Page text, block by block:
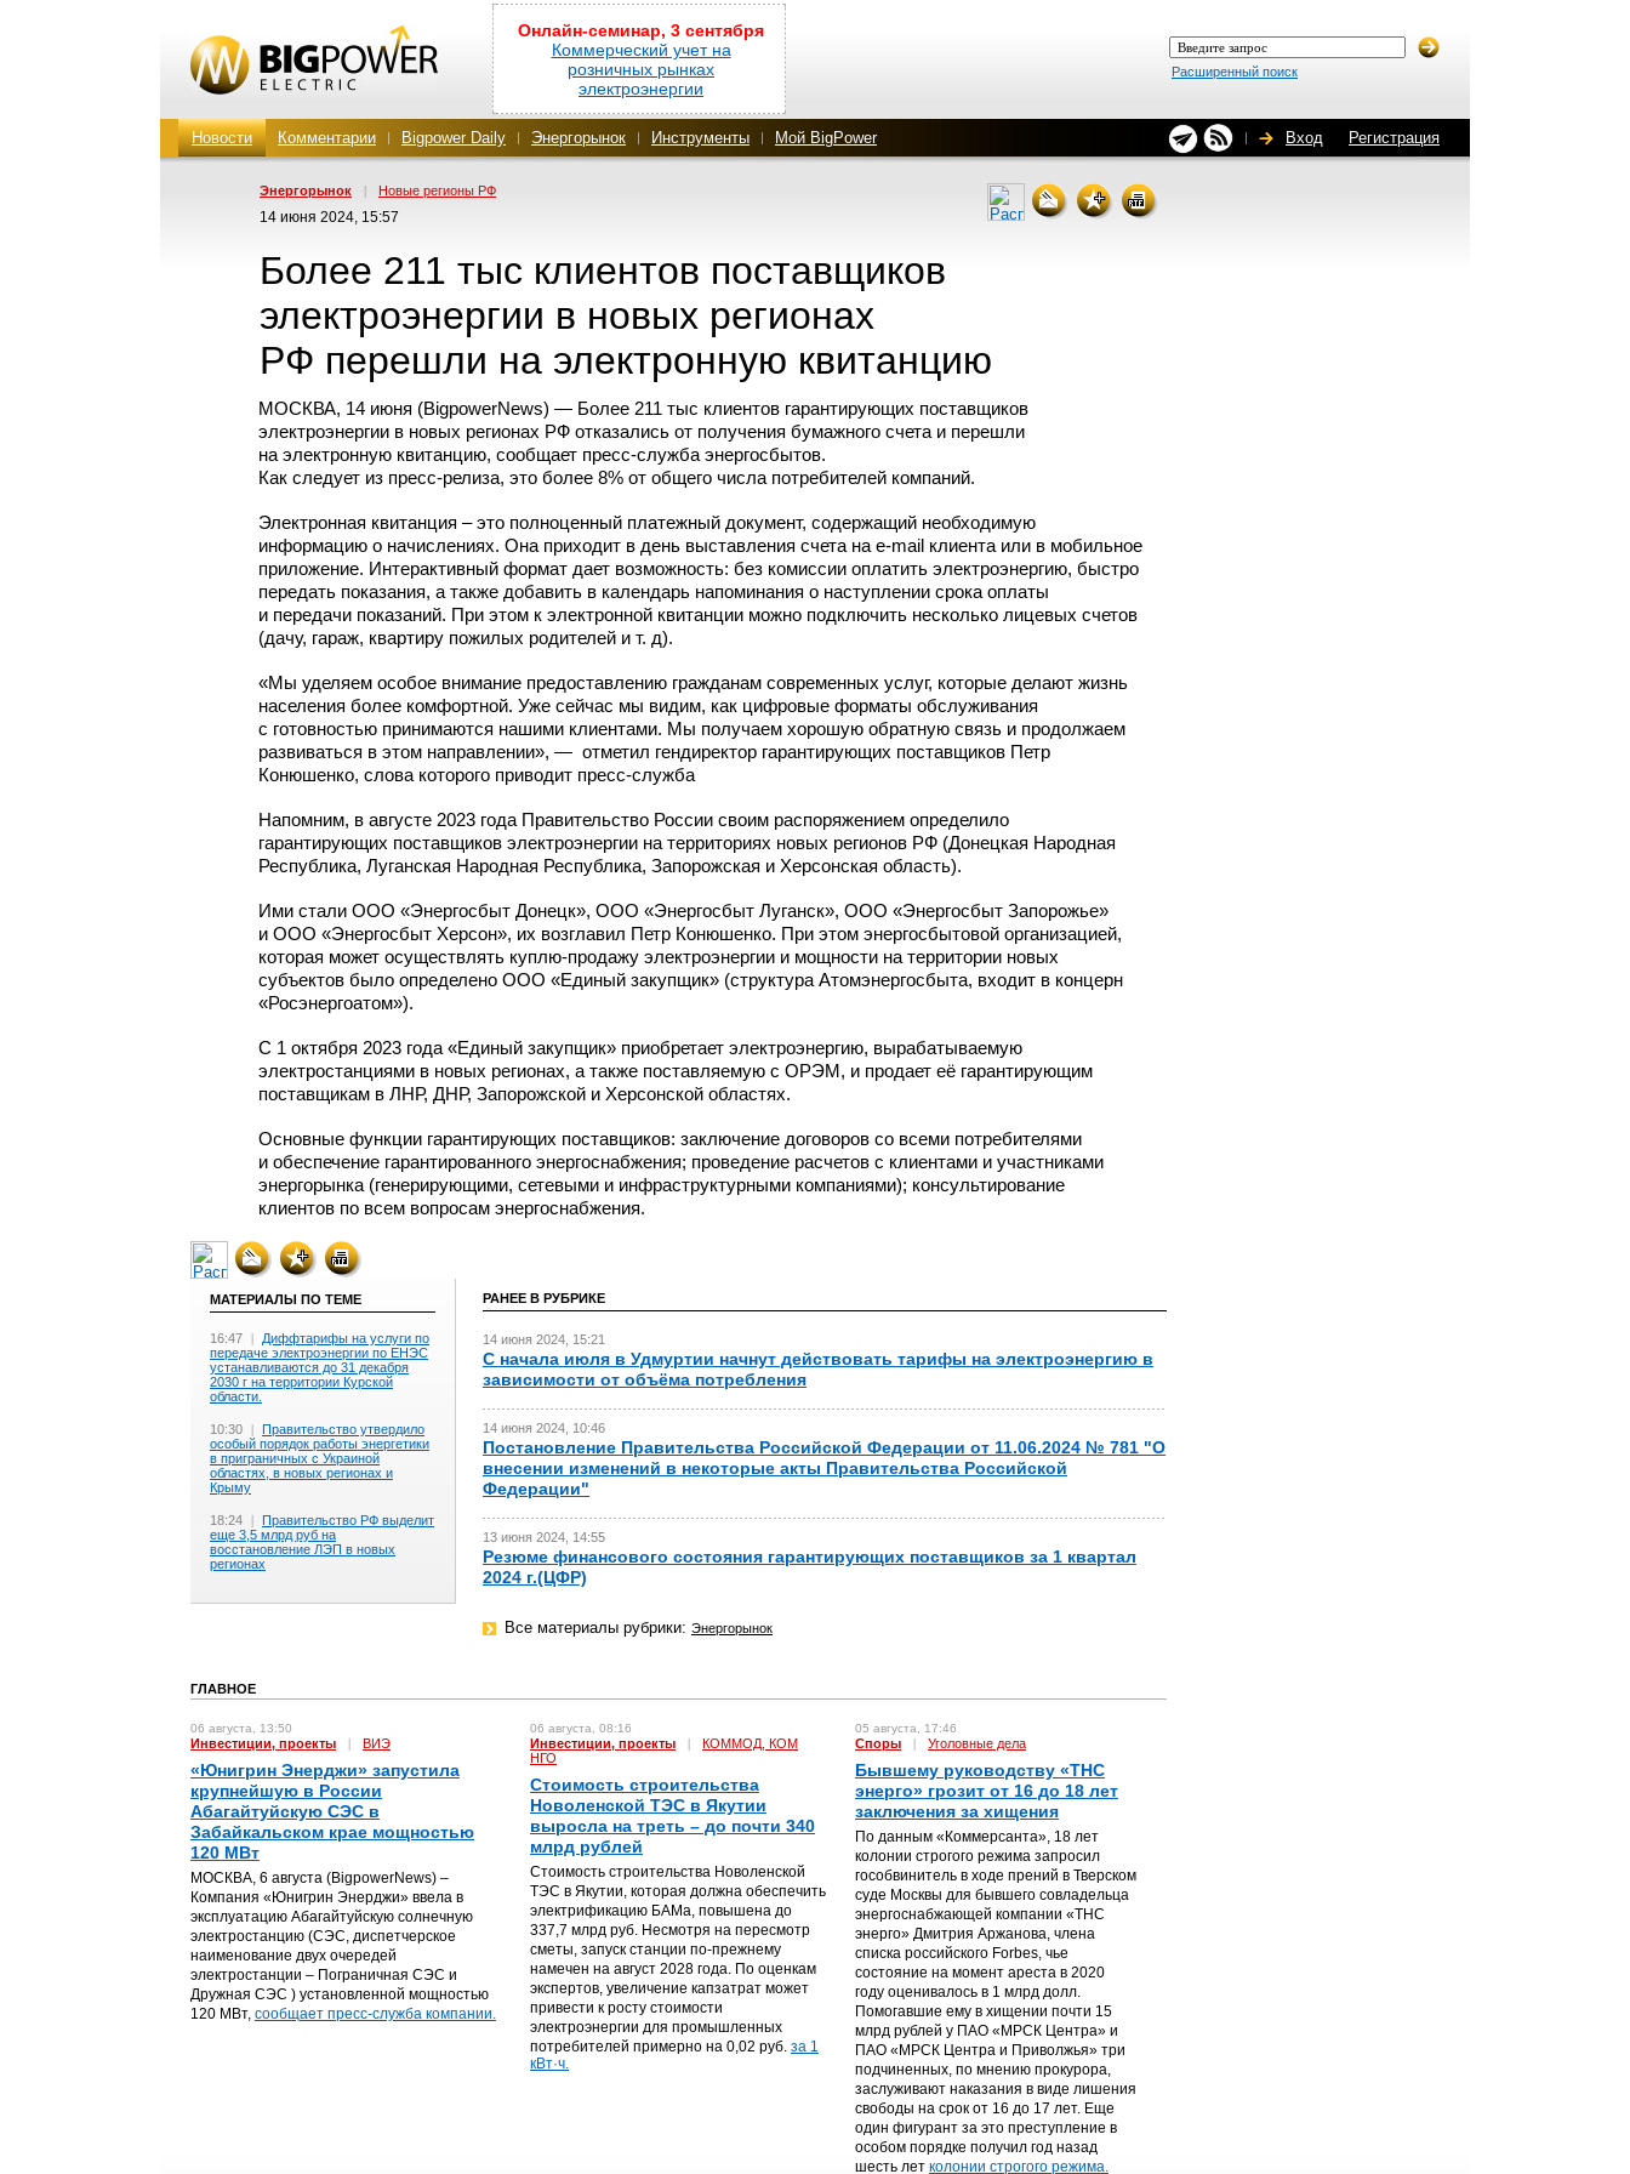
Онлайн-семинар, 3 сентября
Коммерческий учет на
розничных рынках
электроэнергии
Расширенный поиск
Новости Комментарии Bigpower Daily Энергорынок Инструменты Мой BigPower Вход Регистрация
Энергорынок | Новые регионы РФ
14 июня 2024, 15:57
Более 211 тыс клиентов поставщиков
электроэнергии в новых регионах
РФ перешли на электронную квитанцию
МОСКВА, 14 июня (BigpowerNews) — Более 211 тыс клиентов гарантирующих поставщиков
электроэнергии в новых регионах РФ отказались от получения бумажного счета и перешли
на электронную квитанцию, сообщает пресс-служба энергосбытов.
Как следует из пресс-релиза, это более 8% от общего числа потребителей компаний.
Электронная квитанция – это полноценный платежный документ, содержащий необходимую
информацию о начислениях. Она приходит в день выставления счета на e-mail клиента или в мобильное
приложение. Интерактивный формат дает возможность: без комиссии оплатить электроэнергию, быстро
передать показания, а также добавить в календарь напоминания о наступлении срока оплаты
и передачи показаний. При этом к электронной квитанции можно подключить несколько лицевых счетов
(дачу, гараж, квартиру пожилых родителей и т. д).
«Мы уделяем особое внимание предоставлению гражданам современных услуг, которые делают жизнь
населения более комфортной. Уже сейчас мы видим, как цифровые форматы обслуживания
с готовностью принимаются нашими клиентами. Мы получаем хорошую обратную связь и продолжаем
развиваться в этом направлении», — отметил гендиректор гарантирующих поставщиков Петр
Конюшенко, слова которого приводит пресс-служба
Напомним, в августе 2023 года Правительство России своим распоряжением определило
гарантирующих поставщиков электроэнергии на территориях новых регионов РФ (Донецкая Народная
Республика, Луганская Народная Республика, Запорожская и Херсонская область).
Ими стали ООО «Энергосбыт Донецк», ООО «Энергосбыт Луганск», ООО «Энергосбыт Запорожье»
и ООО «Энергосбыт Херсон», их возглавил Петр Конюшенко. При этом энергосбытовой организацией,
которая может осуществлять куплю-продажу электроэнергии и мощности на территории новых
субъектов было определено ООО «Единый закупщик» (структура Атомэнергосбыта, входит в концерн
«Росэнергоатом»).
С 1 октября 2023 года «Единый закупщик» приобретает электроэнергию, вырабатываемую
электростанциями в новых регионах, а также поставляемую с ОРЭМ, и продает её гарантирующим
поставщикам в ЛНР, ДНР, Запорожской и Херсонской областях.
Основные функции гарантирующих поставщиков: заключение договоров со всеми потребителями
и обеспечение гарантированного энергоснабжения; проведение расчетов с клиентами и участниками
энергорынка (генерирующими, сетевыми и инфраструктурными компаниями); консультирование
клиентов по всем вопросам энергоснабжения.
МАТЕРИАЛЫ ПО ТЕМЕ
16:47 |
Диффтарифы на услуги по
передаче электроэнергии по ЕНЭС
устанавливаются до 31 декабря
2030 г на территории Курской
области.
10:30 | Правительство утвердило
особый порядок работы энергетики
в приграничных с Украиной
областях, в новых регионах и
Крыму
18:24 | Правительство РФ выделит
еще 3,5 млрд руб на
восстановление ЛЭП в новых
регионах
РАНЕЕ В РУБРИКЕ
14 июня 2024, 15:21
С начала июля в Удмуртии начнут действовать тарифы на электроэнергию в
зависимости от объёма потребления
14 июня 2024, 10:46
Постановление Правительства Российской Федерации от 11.06.2024 № 781 "О
внесении изменений в некоторые акты Правительства Российской
Федерации"
13 июня 2024, 14:55
Резюме финансового состояния гарантирующих поставщиков за 1 квартал
2024 г.(ЦФР)
Все материалы рубрики: Энергорынок
ГЛАВНОЕ
06 августа, 13:50
Инвестиции, проекты | ВИЭ
«Юнигрин Энерджи» запустила
крупнейшую в России
Абагайтуйскую СЭС в
Забайкальском крае мощностью
120 МВт
МОСКВА, 6 августа (BigpowerNews) –
Компания «Юнигрин Энерджи» ввела в
эксплуатацию Абагайтуйскую солнечную
электростанцию (СЭС, диспетчерское
наименование двух очередей
электростанции – Пограничная СЭС и
Дружная СЭС ) установленной мощностью
120 МВт, сообщает пресс-служба компании.
06 августа, 08:16
Инвестиции, проекты |
КОММОД, КОМ
НГО
Стоимость строительства
Новоленской ТЭС в Якутии
выросла на треть – до почти 340
млрд рублей
Стоимость строительства Новоленской
ТЭС в Якутии, которая должна обеспечить
электрификацию БАМа, повышена до
337,7 млрд руб. Несмотря на пересмотр
сметы, запуск станции по-прежнему
намечен на август 2028 года. По оценкам
экспертов, увеличение капзатрат может
привести к росту стоимости
электроэнергии для промышленных
потребителей примерно на 0,02 руб. за 1
кВт·ч.
05 августа, 17:46
Споры | Уголовные дела
Бывшему руководству «ТНС
энерго» грозит от 16 до 18 лет
заключения за хищения
По данным «Коммерсанта», 18 лет
колонии строгого режима запросил
гособвинитель в ходе прений в Тверском
суде Москвы для бывшего совладельца
энергоснабжающей компании «ТНС
энерго» Дмитрия Аржанова, члена
списка российского Forbes, чье
состояние на момент ареста в 2020
году оценивалось в 1 млрд долл.
Помогавшие ему в хищении почти 15
млрд рублей у ПАО «МРСК Центра» и
ПАО «МРСК Центра и Приволжья» три
подчиненных, по мнению прокурора,
заслуживают наказания в виде лишения
свободы на срок от 16 до 17 лет. Еще
один фигурант за это преступление в
особом порядке получил год назад
шесть лет колонии строгого режима.